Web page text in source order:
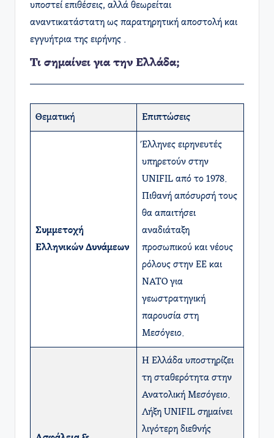
υποστεί επιθέσεις, αλλά θεωρείται
αναντικατάστατη ως παρατηρητική αποστολή και
εγγυήτρια της ειρήνης .
Τι σημαίνει για την Ελλάδα;
Θεματική Επιπτώσεις
Συμμετοχή
Ελληνικών Δυνάμεων
Έλληνες ειρηνευτές
υπηρετούν στην
UNIFIL από το 1978.
Πιθανή απόσυρσή τους
θα απαιτήσει
αναδιάταξη
προσωπικού και νέους
ρόλους στην ΕΕ και
ΝΑΤΟ για
γεωστρατηγική
παρουσία στη
Μεσόγειο.
Η Ελλάδα υποστηρίζει
τη σταθερότητα στην
Ανατολική Μεσόγειο.
Λήξη UNIFIL σημαίνει
λιγότερη διεθνής